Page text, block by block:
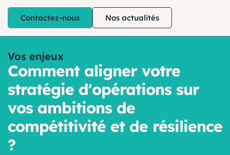
Contactez-nous Nos actualités
Vos enjeux
Comment aligner votre
stratégie d'opérations sur
vos ambitions de
compétitivité et de résilience
?